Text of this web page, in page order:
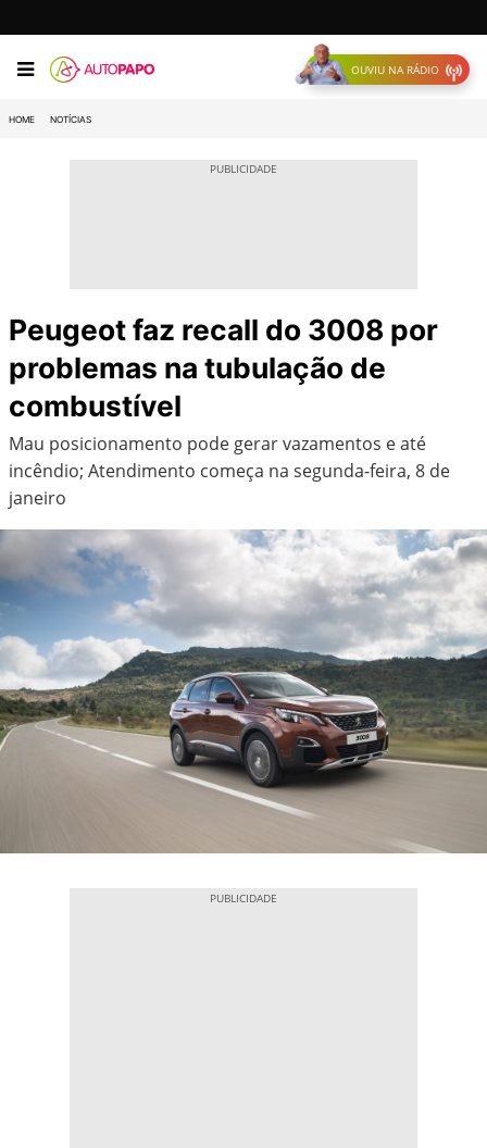
OUVIU NA RÁDIO
HOME NOTÍCIAS
Peugeot faz recall do 3008 por
problemas na tubulação de
combustível
Mau posicionamento pode gerar vazamentos e até
incêndio; Atendimento começa na segunda-feira, 8 de
janeiro